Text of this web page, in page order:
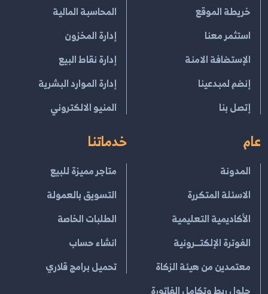
خريطة الموقع
استثمر معنا
الإستضافة الامنة
إنضم لمبدعينا
إتصل بنا
المحاسبة المالية
إدارة المخزون
إدارة نقاط البيع
إدارة الموارد البشرية
المنيو الالكتروني
عام
المدونة
الاسئلة المتكررة
الأكاديمية التعليمية
الفوترة الإلكتــرونية
معتمدين من هيئة الزكاة
حلول ربط وتكامل الفاتورة
خدماتنا
متاجر مميزة للبيع
التسويق بالعمولة
الطلبات الخاصة
انشاء حساب
تحميل برامج قلاري